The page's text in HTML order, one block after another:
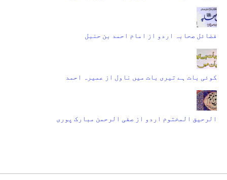
فضائل صحابہ اردو از امام احمد بن حنبل
کوئی بات ہے تیری بات میں ناول از عمیرہ احمد
الرحیق المختوم اردو از صفی الرحمن مبارک پوری